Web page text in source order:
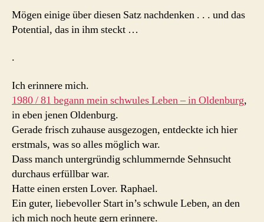
Mögen einige über diesen Satz nachdenken . . . und das
Potential, das in ihm steckt …
.
Ich erinnere mich.
1980 / 81 begann mein schwules Leben – in Oldenburg,
in eben jenen Oldenburg.
Gerade frisch zuhause ausgezogen, entdeckte ich hier
erstmals, was so alles möglich war.
Dass manch untergründig schlummernde Sehnsucht
durchaus erfüllbar war.
Hatte einen ersten Lover. Raphael.
Ein guter, liebevoller Start in’s schwule Leben, an den
ich mich noch heute gern erinnere.